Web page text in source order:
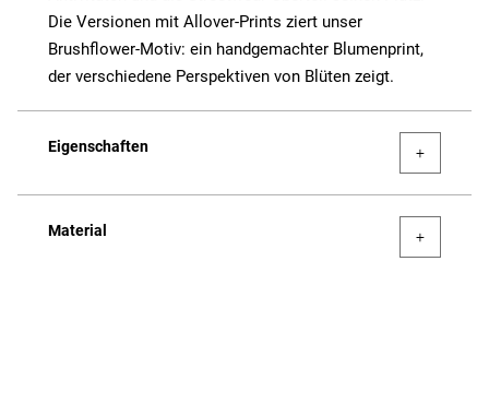
Die Versionen mit Allover-Prints ziert unser
Brushflower-Motiv: ein handgemachter Blumenprint,
der verschiedene Perspektiven von Blüten zeigt.
Eigenschaften
Material